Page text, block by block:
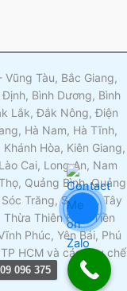
Tàu, Bắc Giang,
Bình Dương, Bình
Lắk, Đắk Nông, Điện
Hà Nam, Hà Tĩnh,
Hòa, Kiên Giang,
Cai, Long An, Nam
Quảng Bình, Quảng
Trăng, Sơn La, Tây
Thiên Huế, Tiền
Phúc, Yên Bái, Phú
HCM và các khu chế
096 375